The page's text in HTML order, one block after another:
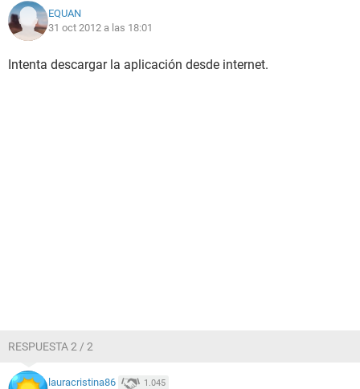
EQUAN
31 oct 2012 a las 18:01
Intenta descargar la aplicación desde internet.
RESPUESTA 2 / 2
lauracristina86 1.045